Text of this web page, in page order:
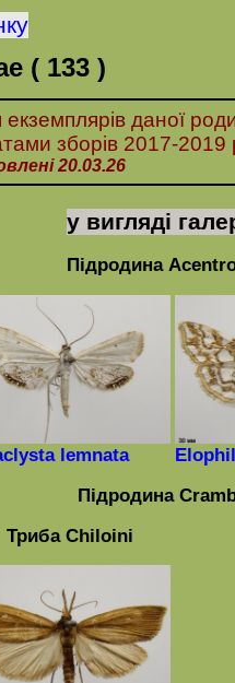
( 133 )
даної
зборів 2017-2019
20.03.26
у вигляді
Підродина
lemnata
Підродина
Триба Chiloini